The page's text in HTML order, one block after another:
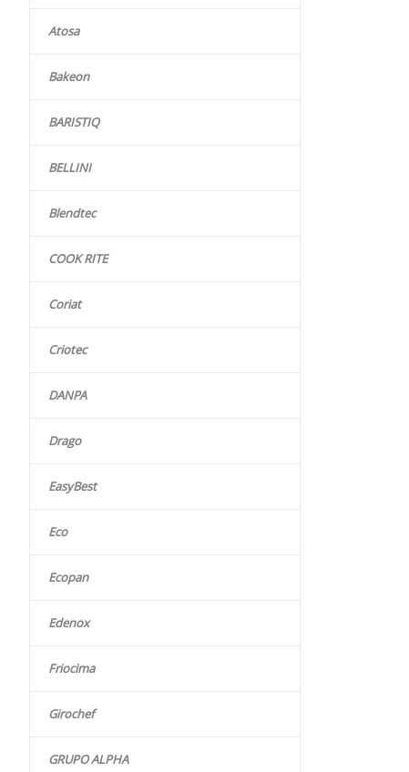
Atosa
Bakeon
BARISTIQ
BELLINI
Blendtec
COOK RITE
Coriat
Criotec
DANPA
Drago
EasyBest
Eco
Ecopan
Edenox
Friocima
Girochef
GRUPO ALPHA